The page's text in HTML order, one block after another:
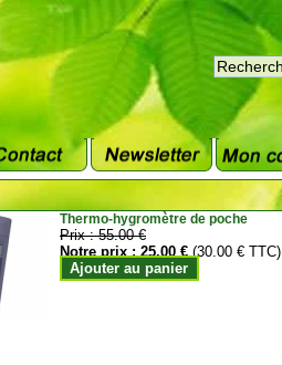
Thermo-hygromètre de poche
Prix :55.00 €
Notre prix :25.00 € (30.00 € TTC)
Ajouter au panier